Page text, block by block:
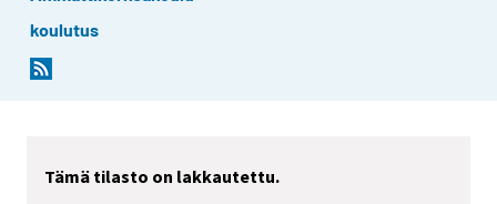
koulutus
Tämä tilasto on lakkautettu.